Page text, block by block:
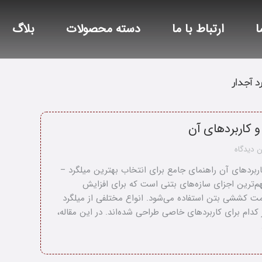
ارتباط با ما دسته محصولات بلاگ
آجدار
و کاربردهای آن
دیدگاه
آن راهنمای جامع برای انتخاب بهترین میلگرد –
اجزای سازه‌های بتنی است که برای افزایش
کششی بتن استفاده می‌شود. انواع مختلفی از میلگرد
برای کاربردهای خاصی طراحی شده‌اند. در این مقاله،